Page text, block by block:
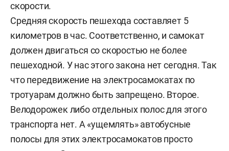
скорости.
Средняя скорость пешехода составляет 5
километров в час. Соответственно, и самокат
должен двигаться со скоростью не более
пешеходной. У нас этого закона нет сегодня. Так
что передвижение на электросамокатах по
тротуарам должно быть запрещено. Второе.
Велодорожек либо отдельных полос для этого
транспорта нет. А «ущемлять» автобусные
полосы для этих электросамокатов просто